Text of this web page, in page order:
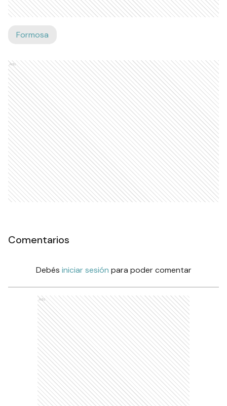
Formosa
Ads
Comentarios
Debés iniciar sesión para poder comentar
Ads